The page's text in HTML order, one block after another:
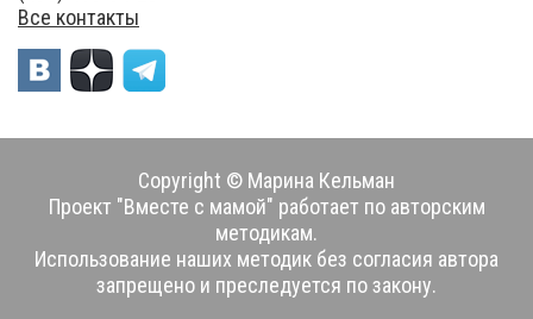
Все контакты
Copyright © Марина Кельман
Проект "Вместе с мамой" работает по авторским
методикам.
Использование наших методик без согласия автора
запрещено и преследуется по закону.